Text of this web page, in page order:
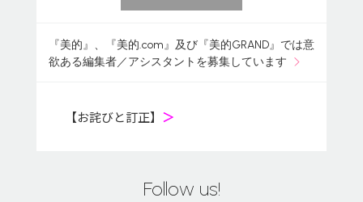
『美的』、『美的.com』及び『美的GRAND』では意
欲ある編集者／アシスタントを募集しています
【お詫びと訂正】 ＞
Follow us!